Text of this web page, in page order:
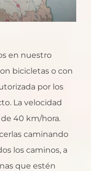
en nuestro
bicicletas o con
por los
La velocidad
40 km/hora.
caminando
los caminos, a
que estén